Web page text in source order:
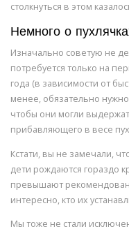
столкнуться в этом
Немного о
Изначально советую не
потребуется только на
года (в зависимости от
менее, обязательно
чтобы они могли
прибавляющего в весе
Кстати, вы не замечали,
дети рождаются гораздо
превышают
интересно, кто их
Мы тоже не стали